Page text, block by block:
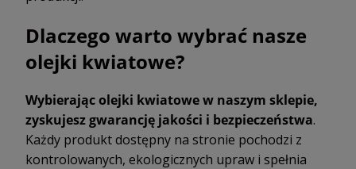
Dlaczego warto wybrać nasze
olejki kwiatowe?
Wybierając olejki kwiatowe w naszym sklepie,
zyskujesz gwarancję jakości i bezpieczeństwa.
Każdy produkt dostępny na stronie pochodzi z
kontrolowanych, ekologicznych upraw i spełnia